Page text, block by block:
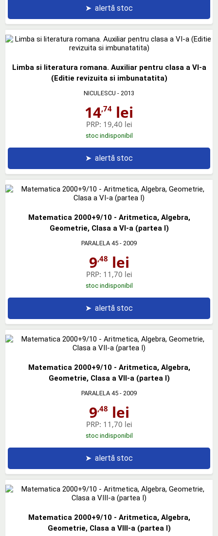
➤ alertă stoc
Limba si literatura romana. Auxiliar pentru clasa a VI-a
(Editie revizuita si imbunatatita)
NICULESCU - 2013
14,74 lei
PRP: 19,40 lei
stoc indisponibil
➤ alertă stoc
Matematica 2000+9/10 - Aritmetica, Algebra,
Geometrie, Clasa a VI-a (partea I)
PARALELA 45 - 2009
9,48 lei
PRP: 11,70 lei
stoc indisponibil
➤ alertă stoc
Matematica 2000+9/10 - Aritmetica, Algebra,
Geometrie, Clasa a VII-a (partea I)
PARALELA 45 - 2009
9,48 lei
PRP: 11,70 lei
stoc indisponibil
➤ alertă stoc
Matematica 2000+9/10 - Aritmetica, Algebra,
Geometrie, Clasa a VIII-a (partea I)